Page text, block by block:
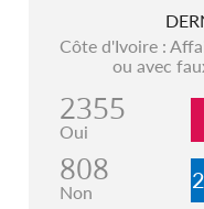
Côte d'Ivoire :
ou avec
2355
Oui
808
Non